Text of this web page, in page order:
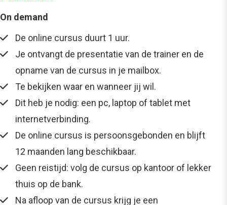
On demand
De online cursus duurt 1 uur.
Je ontvangt de presentatie van de trainer en de
opname van de cursus in je mailbox.
Te bekijken waar en wanneer jij wil.
Dit heb je nodig: een pc, laptop of tablet met
internetverbinding.
De online cursus is persoonsgebonden en blijft
12 maanden lang beschikbaar.
Geen reistijd: volg de cursus op kantoor of lekker
thuis op de bank.
Na afloop van de cursus krijg je een